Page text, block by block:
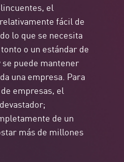
el
fácil de
lo que se necesita
o un estándar de
puede mantener
una empresa. Para
empresas, el
de un
más de millones